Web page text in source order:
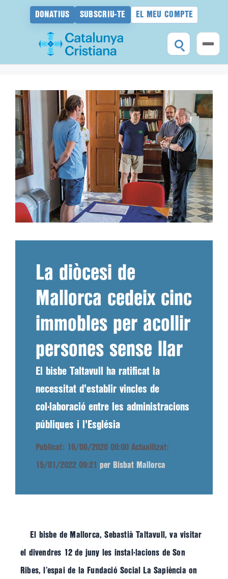
DONATIUS SUBSCRIU-TE EL MEU COMPTE
contingut
La diòcesi de
Mallorca cedeix cinc
immobles per acollir
persones sense llar
El bisbe Taltavull ha ratificat la
necessitat d'establir vincles de
col·laboració entre les administracions
públiques i l'Església
Publicat: 16/06/2020 00:00 Actualitzat:
15/01/2022 09:21 per Bisbat Mallorca
El bisbe de Mallorca, Sebastià Taltavull, va visitar
el divendres 12 de juny les instal·lacions de Son
Ribes, l’espai de la Fundació Social La Sapiència on